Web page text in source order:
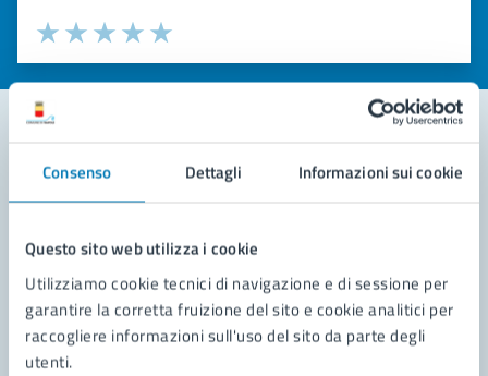
Consenso Dettagli Informazioni sui cookie
Questo sito web utilizza i cookie
Utilizziamo cookie tecnici di navigazione e di sessione per
garantire la corretta fruizione del sito e cookie analitici per
raccogliere informazioni sull'uso del sito da parte degli
utenti.
Valuta la chiarezza delle informazioni (da 1 a 5 stelle)
Seleziona il numero di stelle per valutare la chiarezza delle
Valuta 5 stelle su 5
Valuta 4 stelle su 5
Valuta 3 stelle su 5
Valuta 2 stelle su 5
Valuta 1 stelle su 5
Contatta il comune
Richiedi assistenza
Prenota appuntamento